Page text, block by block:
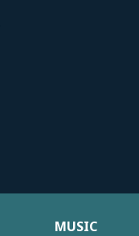
MUSIC